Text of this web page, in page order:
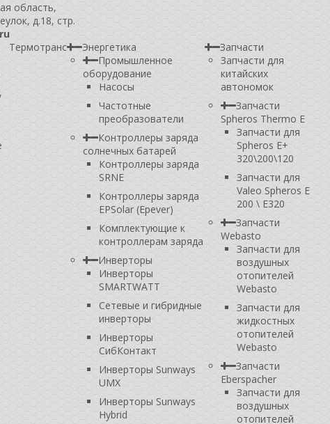
область,
д.18, стр.
Термотранс
Энергетика
Промышленное
оборудование
Насосы
Частотные
преобразователи
Контроллеры заряда
солнечных батарей
Контроллеры заряда
SRNE
Контроллеры заряда
EPSolar (Epever)
Комплектующие к
контроллерам заряда
Инверторы
Инверторы
SMARTWATT
Сетевые и гибридные
инверторы
Инверторы
СибКонтакт
Инверторы Sunways
UMX
Инверторы Sunways
Hybrid
Запчасти
Запчасти для
китайских
автономок
Запчасти
Spheros Thermo E
Запчасти для
Spheros E+
320\200\120
Запчасти для
Valeo Spheros E
200 \ E320
Запчасти
Webasto
Запчасти для
воздушных
отопителей
Webasto
Запчасти для
жидкостных
отопителей
Webasto
Запчасти
Eberspacher
Запчасти для
воздушных
отопителей